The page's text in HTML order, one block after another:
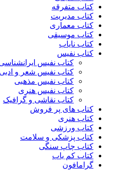
کتاب متفرقه
کتاب مدیریت
کتاب معماری
کتاب موسیقی
کتاب نایاب
کتاب نفیس
کتاب نفیس
کتاب نفیس شعر و ادبی
کتاب نفیس مذهبی
کتاب نفیس هنری
کتاب نقاشی و گرافیک
کتاب های پر فروش
کتاب هنری
کتاب ورزشی
کتاب پزشکی و سلامت
کتاب چاپ سنگی
کتاب کم یاب
گرامافون